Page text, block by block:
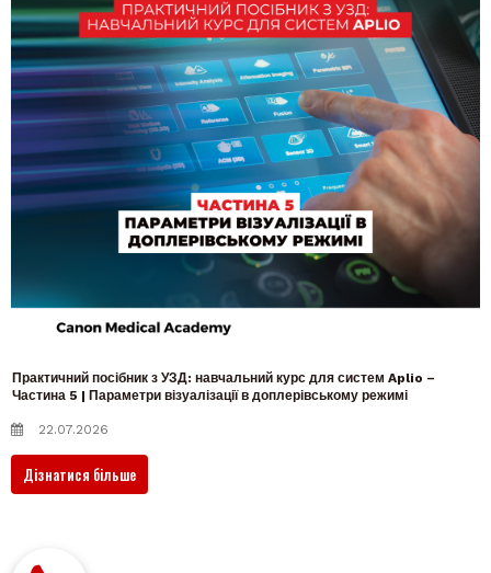
Практичний посібник з УЗД: навчальний курс для систем Aplio –
Частина 5 | Параметри візуалізації в доплерівському режимі
22.07.2026
Дізнатися більше